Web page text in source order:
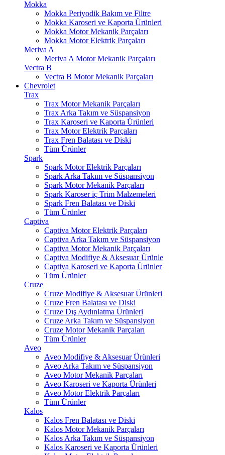
Mokka
Mokka Periyodik Bakım ve Filtre
Mokka Karoseri ve Kaporta Ürünleri
Mokka Motor Mekanik Parçaları
Mokka Motor Elektrik Parçaları
Meriva A
Meriva A Motor Mekanik Parçaları
Vectra B
Vectra B Motor Mekanik Parçaları
Chevrolet
Trax
Trax Motor Mekanik Parçaları
Trax Arka Takım ve Süspansiyon
Trax Karoseri ve Kaporta Ürünleri
Trax Motor Elektrik Parçaları
Trax Fren Balatası ve Diski
Tüm Ürünler
Spark
Spark Motor Elektrik Parçaları
Spark Arka Takım ve Süspansiyon
Spark Motor Mekanik Parçaları
Spark Karoser iç Trim Malzemeleri
Spark Fren Balatası ve Diski
Tüm Ürünler
Captiva
Captiva Motor Elektrik Parçaları
Captiva Arka Takım ve Süspansiyon
Captiva Motor Mekanik Parçaları
Captiva Modifiye & Aksesuar Ürünle
Captiva Karoseri ve Kaporta Ürünler
Tüm Ürünler
Cruze
Cruze Modifiye & Aksesuar Ürünleri
Cruze Fren Balatası ve Diski
Cruze Dış Aydınlatma Ürünleri
Cruze Arka Takım ve Süspansiyon
Cruze Motor Mekanik Parçaları
Tüm Ürünler
Aveo
Aveo Modifiye & Aksesuar Ürünleri
Aveo Arka Takım ve Süspansiyon
Aveo Motor Mekanik Parçaları
Aveo Karoseri ve Kaporta Ürünleri
Aveo Motor Elektrik Parçaları
Tüm Ürünler
Kalos
Kalos Fren Balatası ve Diski
Kalos Motor Mekanik Parçaları
Kalos Arka Takım ve Süspansiyon
Kalos Karoseri ve Kaporta Ürünleri